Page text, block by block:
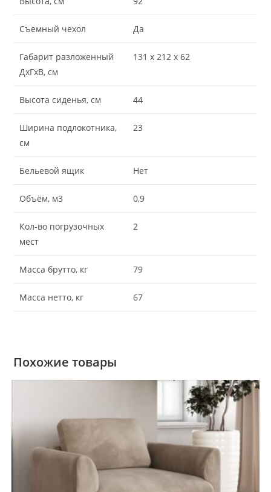
Съемный чехол Да
Габарит разложенный
ДхГхВ, см
131 х 212 х 62
Высота сиденья, см 44
Ширина подлокотника,
см
23
Бельевой ящик Нет
Объём, м3 0,9
Кол-во погрузочных
мест
2
Масса брутто, кг 79
Масса нетто, кг 67
Похожие товары